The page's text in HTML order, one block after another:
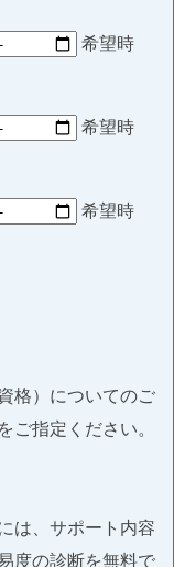
希望時
希望時
希望時
格）についてのご
指定ください。
は、サポート内容
度の診断を無料で